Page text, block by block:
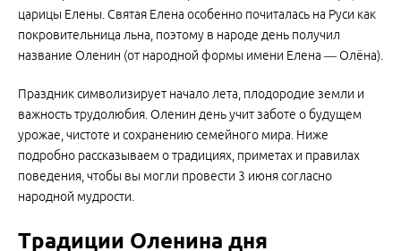
царицы Елены. Святая Елена особенно почиталась на Руси как
покровительница льна, поэтому в народе день получил
название Оленин (от народной формы имени Елена — Олёна).
Праздник символизирует начало лета, плодородие земли и
важность трудолюбия. Оленин день учит заботе о будущем
урожае, чистоте и сохранению семейного мира. Ниже
подробно рассказываем о традициях, приметах и правилах
поведения, чтобы вы могли провести 3 июня согласно
народной мудрости.
Традиции Оленина дня